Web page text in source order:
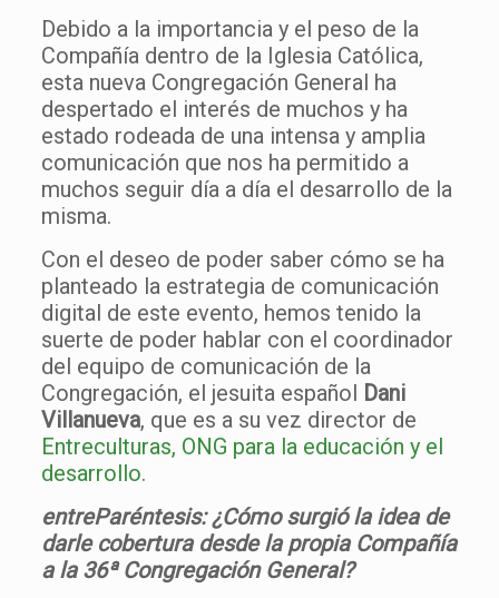
Debido a la importancia y el peso de la
Compañía dentro de la Iglesia Católica,
esta nueva Congregación General ha
despertado el interés de muchos y ha
estado rodeada de una intensa y amplia
comunicación que nos ha permitido a
muchos seguir día a día el desarrollo de la
misma.
Con el deseo de poder saber cómo se ha
planteado la estrategia de comunicación
digital de este evento, hemos tenido la
suerte de poder hablar con el coordinador
del equipo de comunicación de la
Congregación, el jesuita español Dani
Villanueva, que es a su vez director de
Entreculturas, ONG para la educación y el
desarrollo.
entreParéntesis: ¿Cómo surgió la idea de
darle cobertura desde la propia Compañía
a la 36ª Congregación General?